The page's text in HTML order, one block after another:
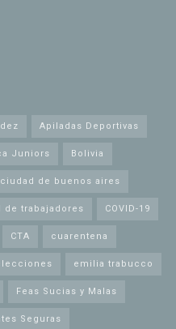
Apiladas Deportivas
Juniors Bolivia
ciudad de buenos aires
trabajadores COVID-19
CTA cuarentena
emilia trabucco
Feas Sucias y Malas
Seguras